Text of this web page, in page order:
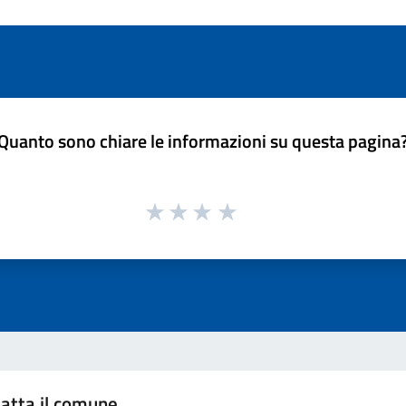
sono chiare le informazioni su questa